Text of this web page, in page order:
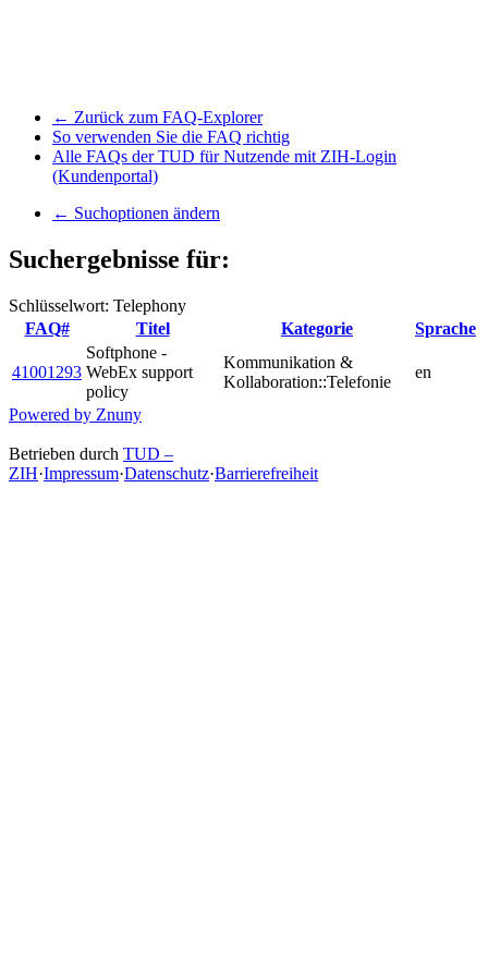
← Zurück zum FAQ-Explorer
So verwenden Sie die FAQ richtig
Alle FAQs der TUD für Nutzende mit ZIH-Login
(Kundenportal)
← Suchoptionen ändern
Suchergebnisse für:
Schlüsselwort: Telephony
FAQ#
Titel Kategorie Sprache
41001293
Softphone -
WebEx support
policy
Kommunikation &
Kollaboration::Telefonie
en
Powered by Znuny
Betrieben durch TUD –
ZIH·Impressum·Datenschutz·Barrierefreiheit